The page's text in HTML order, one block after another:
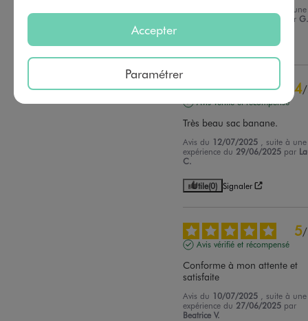
Trier les avis
, suite à une
22/07/2025 par
4/
Avis vérifié et récompensé
Très beau sac banane.
Avis du 12/07/2025
, suite à une
expérience du 29/06/2025 par
C.
Utile(0) Signaler
5/
Avis vérifié et récompensé
Conforme à mon attente et
satisfaite
Avis du 10/07/2025
, suite à une
expérience du 27/06/2025 par
Beatrice V.
Accepter
Paramétrer